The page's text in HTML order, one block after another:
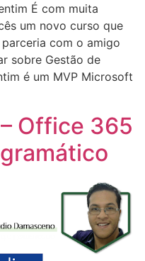
É com muita
um novo curso que
com o amigo
sobre Gestão de
é um MVP Microsoft
Office 365